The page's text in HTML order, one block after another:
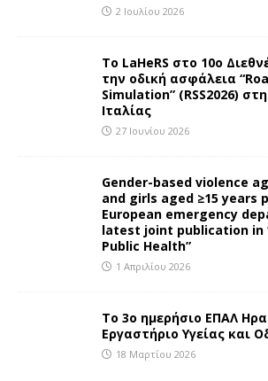
2 Ιουλίου 2026
To LaHeRS στο 10ο
την οδική ασφάλεια
Simulation” (RSS2026)
Ιταλίας
27 Ιουνίου 2026
Gender-based violence
and girls aged ≥15 years
European emergency
latest joint publication in
Public Health”
1 Απριλίου 2026
Το 3ο ημερήσιο ΕΠΑΛ
Εργαστήριο Υγείας και
18 Μαρτίου 2026